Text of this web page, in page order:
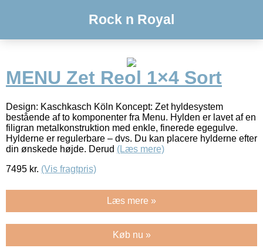
Rock n Royal
MENU Zet Reol 1×4 Sort
Design: Kaschkasch Köln Koncept: Zet hyldesystem
bestående af to komponenter fra Menu. Hylden er lavet af en
filigran metalkonstruktion med enkle, finerede egegulve.
Hylderne er regulerbare – dvs. Du kan placere hylderne efter
din ønskede højde. Derud (Læs mere)
7495 kr. (Vis fragtpris)
Læs mere »
Køb nu »